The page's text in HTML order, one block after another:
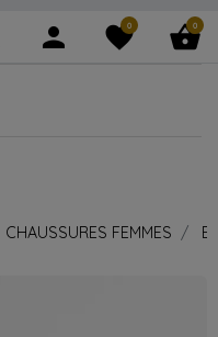
person favorite
0 shopping_basket
0
CHAUSSURES FEMMES